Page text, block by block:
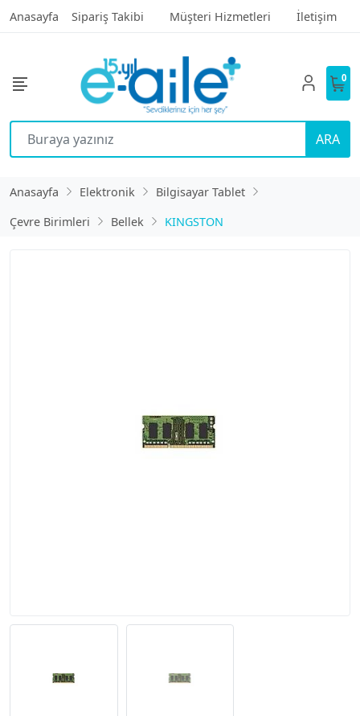
Anasayfa Sipariş Takibi Müşteri Hizmetleri İletişim
ARA
0
Anasayfa Elektronik
Bilgisayar Tablet
Çevre Birimleri
Bellek KINGSTON